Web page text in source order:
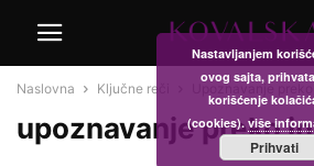
Naslovna Ključne reči Upoznavanje preko
upoznavanje preko
Nastavljanjem
ovog sajta,
korišćenje
(cookies).više
Prihvati